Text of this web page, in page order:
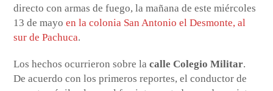
directo con armas de fuego, la mañana de este miércoles
13 de mayoen la colonia San Antonio el Desmonte, al
sur de Pachuca.
Los hechos ocurrieron sobre lacalle Colegio Militar.
De acuerdo con los primeros reportes, el conductor de